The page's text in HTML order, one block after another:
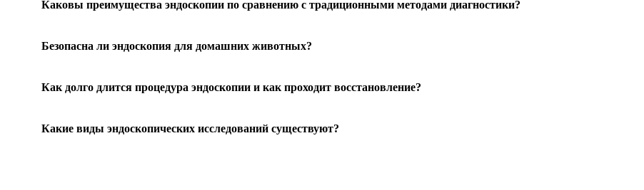
Каковы преимущества эндоскопии по сравнению с традиционными методами диагностики?
Безопасна ли эндоскопия для домашних животных?
Как долго длится процедура эндоскопии и как проходит восстановление?
Какие виды эндоскопических исследований существуют?